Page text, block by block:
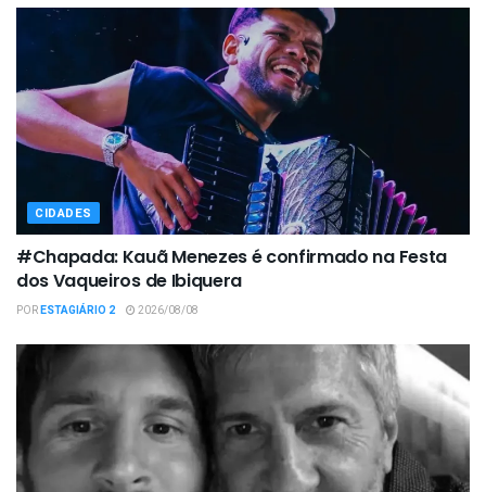
CIDADES
#Chapada: Kauã Menezes é confirmado na Festa
dos Vaqueiros de Ibiquera
PORESTAGIÁRIO 2 2026/08/08